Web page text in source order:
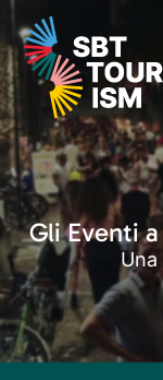
Skip
to
main
content
Gli Eventi